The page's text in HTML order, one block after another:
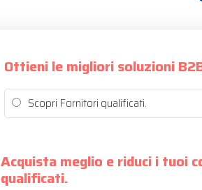
Ottieni le migliori soluzioni
Scopri Fornitori qualificati.
Acquista meglio e riduci i tuoi
qualificati.